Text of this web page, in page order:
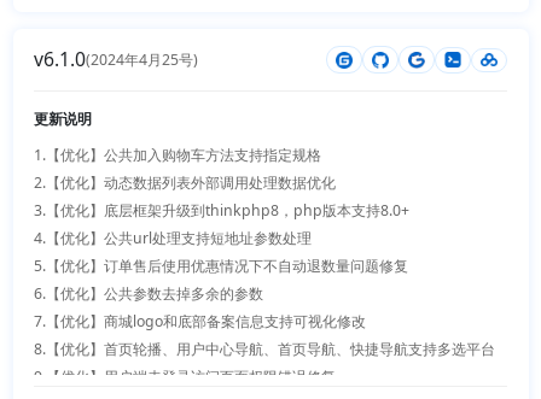
40.【优化】底层框架升级到ThinkPHP8.1
26.【进销存】支持品牌数据双向同步，excel导入错误展示修复、并支持
图片
28.【会员等级】增加价格显示开关
29.【积分商城】扫码错误，防伪码，礼品卡的二维码支持导出
30.【工具箱】支持自定义商品外部地址，新增excel库存批量修改
31.【钱包】提现方式支持（微信、支付宝）零钱转账，支持自动提现
32【问答】增加分类，增加通知手机和邮箱，消息提醒适配问答
12.【优化】用户地址增加地址最后一级编码
14.【优化】验证码放大
16.【优化】插件细节优化，导出excel适配php8.1+
17.【优化】修复拼音库使用错误和西班牙语格式错误
18.【优化】去除商品评论列表复选框
19.【优化】自提地址logo错误修复
20.【优化】动态表格分离优化
21.【新增】新增数据打印module
22.【新增】商品销量和库存展示开关
23.【新增】商品支持自定义顺序
v6.1.0(2024年4月25号)
更新说明
1.【优化】公共加入购物车方法支持指定规格
2.【优化】动态数据列表外部调用处理数据优化
3.【优化】底层框架升级到thinkphp8，php版本支持8.0+
4.【优化】公共url处理支持短地址参数处理
5.【优化】订单售后使用优惠情况下不自动退数量问题修复
6.【优化】公共参数去掉多余的参数
7.【优化】商城logo和底部备案信息支持可视化修改
8.【优化】首页轮播、用户中心导航、首页导航、快捷导航支持多选平台
9.【优化】用户端未登录访问页面权限错误修复